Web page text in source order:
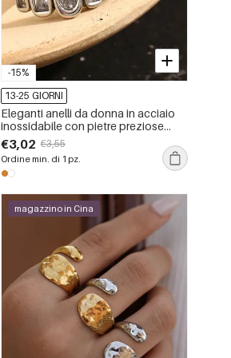
-15%
13-25 GIORNI
Eleganti anelli da donna in acciaio
inossidabile con pietre preziose
color oro, impermeabili
€3,02 €3,55
Ordine min. di 1 pz.
magazzino in Cina